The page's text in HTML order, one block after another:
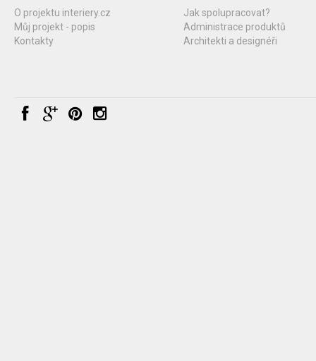
O projektu interiery.cz
Můj projekt - popis
Kontakty
Jak spolupracovat?
Administrace produktů
Architekti a designéři